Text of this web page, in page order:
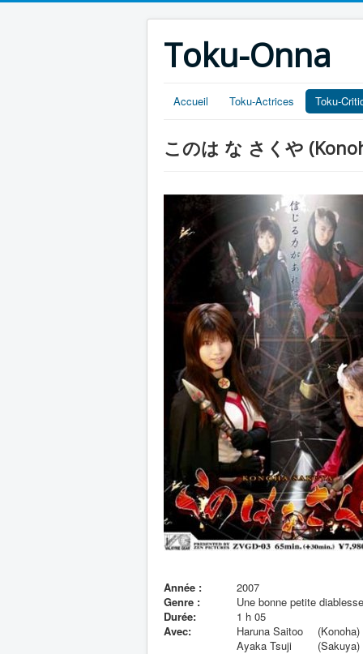
Toku-Onna
Accueil Toku-Actrices Toku-
このは な さくや
Année :
2007
Genre :
Une bonne petite
Durée:
1 h 05
Avec:
Haruna Saitoo
(Konoha)
Ayaka Tsuji
(Sakuya)